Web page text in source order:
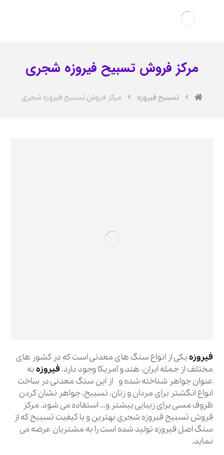
مرکز فروش تسبیح فیروزه شجری
تسبیح فیروزه مرکز فروش تسبیح فیروزه شجری
فیروزهیکی از انواع سنگ های معدنی است که در کشور های
مختلف از جمله ایران، هند و آمریکا وجود دارد. فیروزهبه
عنوان جواهر شناخته شده و از این سنگ معدنی در ساخت
انواع انگشتر برای مردان و زنان، تسبیح، جواهر نشان کردن
ظروف مسی برای زیبایی بیشتر و… استفاده می شود. مرکز
فروش تسبیح فیروزه شجری بهترین و با کیفیت تسبیح که از
سنگ اصل فیروزه تولید شده است را به مشتریان عرضه می
نماید.